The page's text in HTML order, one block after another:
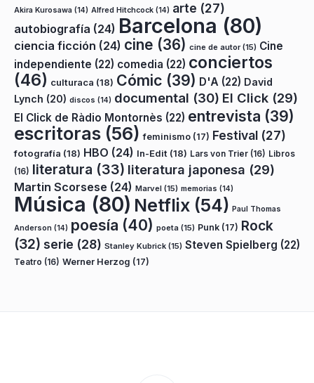
Akira Kurosawa (14) Alfred Hitchcock (14) arte (27)
autobiografía (24) Barcelona (80)
ciencia ficción (24) cine (36) cine de autor(15) Cine
independiente (22) comedia (22) conciertos
(46) culturaca (18) Cómic (39) D'A (22) David
Lynch (20) discos (14) documental (30) El Click (29)
El Click de Ràdio Montornès (22) entrevista (39)
escritoras (56) feminismo (17) Festival (27)
fotografía (18) HBO (24) In-Edit (18) Lars von Trier (16) Libros
(16) literatura (33) literatura japonesa (29)
Martin Scorsese (24) Marvel (15) memorias (14)
Música (80) Netflix (54) Paul Thomas
Anderson (14) poesía (40) poeta (15) Punk (17) Rock
(32) serie (28) Stanley Kubrick (15) Steven Spielberg (22)
Teatro (16) Werner Herzog (17)